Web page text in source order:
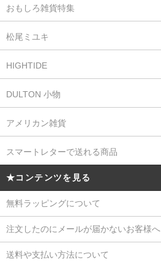
おもしろ雑貨特集
松尾ミユキ
HIGHTIDE
DULTON 小物
アメリカン雑貨
スマートレターで送れる商品
★コンテンツを見る
無料ラッピングについて
注文したのにメールが届かないお客様へ
送料や支払い方法について